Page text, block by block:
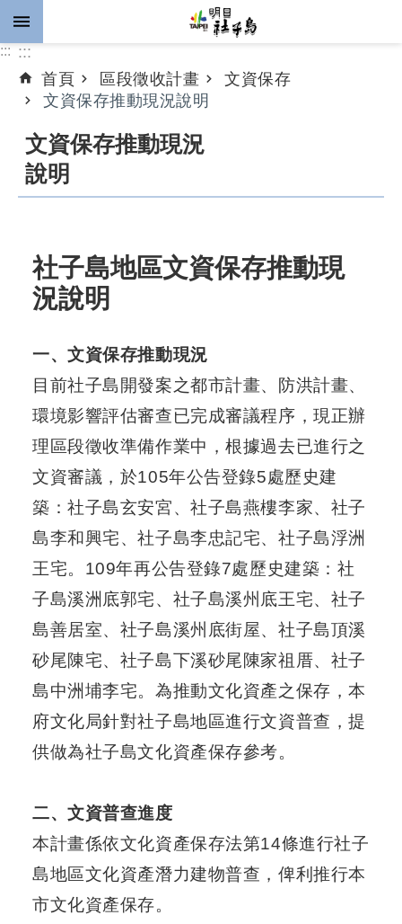
跳到主要內容區塊
進
階
尋
告
資
訊
畫
推
防
洪
計
畫
都
市
計
畫
環
影
響
估
區
段
徵
收
計
畫
::: :::
首頁
區段徵收計畫
文資保存
文資保存推動現況說明
文資保存推動現況
說明
社子島地區文資保存推動現
況說明
一、文資保存推動現況
目前社子島開發案之都市計畫、防洪計畫、
環境影響評估審查已完成審議程序，現正辦
理區段徵收準備作業中，根據過去已進行之
文資審議，於105年公告登錄5處歷史建
築：社子島玄安宮、社子島燕樓李家、社子
島李和興宅、社子島李忠記宅、社子島浮洲
王宅。109年再公告登錄7處歷史建築：社
子島溪洲底郭宅、社子島溪州底王宅、社子
島善居室、社子島溪州底街屋、社子島頂溪
砂尾陳宅、社子島下溪砂尾陳家祖厝、社子
島中洲埔李宅。為推動文化資產之保存，本
府文化局針對社子島地區進行文資普查，提
供做為社子島文化資產保存參考。
二、文資普查進度
本計畫係依文化資產保存法第14條進行社子
島地區文化資產潛力建物普查，俾利推行本
市文化資產保存。